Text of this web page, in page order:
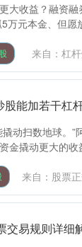
大收益？融资
万元本金、但
来自：杠
股能加若干杠
动扫数地球。
撬动更大的收
来自：股票
交易规则详细